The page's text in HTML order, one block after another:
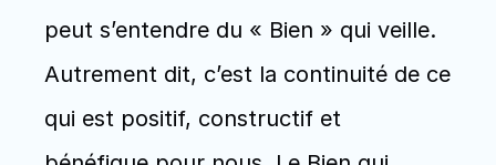
peut s’entendre du « Bien » qui veille.
Autrement dit, c’est la continuité de ce
qui est positif, constructif et